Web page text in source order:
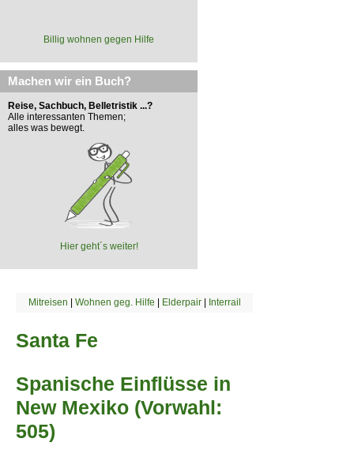
Billig wohnen gegen Hilfe
Machen wir ein Buch?
Reise, Sachbuch, Belletristik ...?
Alle interessanten Themen;
alles was bewegt.
Hier geht´s weiter!
Mitreisen | Wohnen geg. Hilfe | Elderpair| Interrail
Santa Fe
Spanische Einflüsse in
New Mexiko (Vorwahl:
505)